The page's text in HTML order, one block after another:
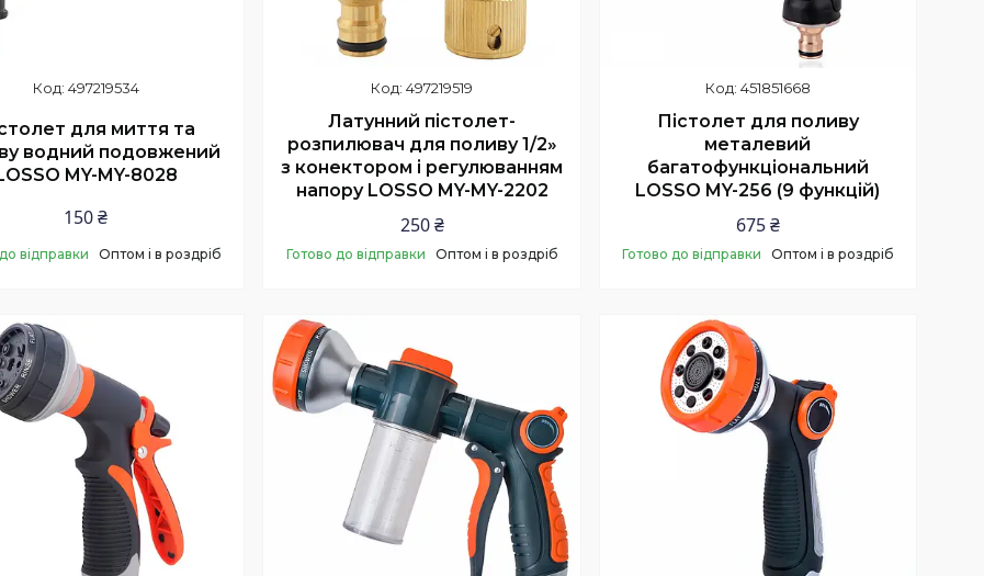
497219534
для миття та
водний подовжений
MY-MY-8028
150 ₴
відправки Оптом і в роздріб
497219519
Латунний пістолет-
розпилювач для поливу 1/2»
з конектором і регулюванням
напору LOSSO MY-MY-2202
250 ₴
Готово до відправки Оптом і в роздріб
451851668
Пістолет для поливу
металевий
багатофункціональний
LOSSO MY-256 (9 функцій)
675 ₴
Готово до відправки Оптом і в роздріб